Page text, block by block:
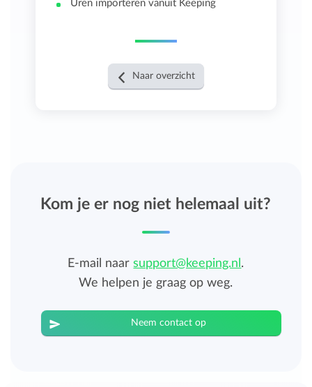
Uren importeren vanuit Keeping
Naar overzicht
Kom je er nog niet helemaal uit?
E-mail naarsupport@keeping.nl .
We helpen je graag op weg.
Neem contact op